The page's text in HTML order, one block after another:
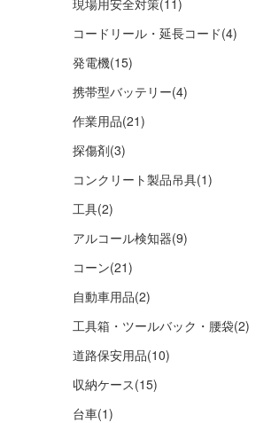
現場用安全対策(11)
コードリール・延長コード(4)
発電機(15)
携帯型バッテリー(4)
作業用品(21)
探傷剤(3)
コンクリート製品吊具(1)
工具(2)
アルコール検知器(9)
コーン(21)
自動車用品(2)
工具箱・ツールバック・腰袋(2)
道路保安用品(10)
収納ケース(15)
台車(1)